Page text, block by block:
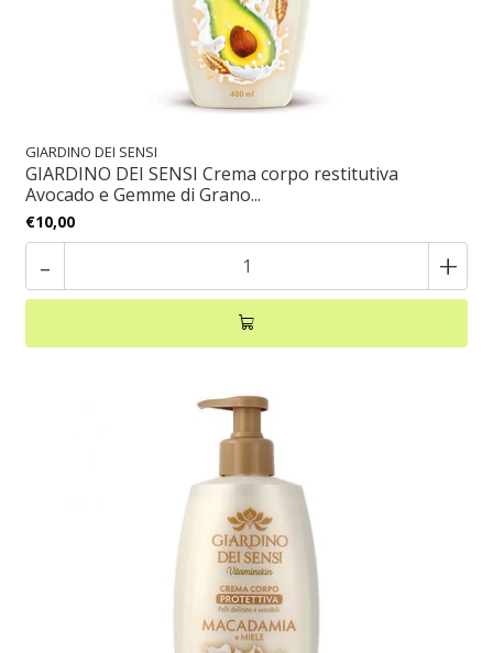
GIARDINO DEI SENSI
GIARDINO DEI SENSI Crema corpo restitutiva
Avocado e Gemme di Grano...
€10,00
- +